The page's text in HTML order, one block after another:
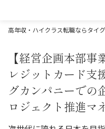
高年収・ハイクラス転職ならタイ
【経営企画本部
レジットカード支
グカンパニーでの
ロジェクト推進マ